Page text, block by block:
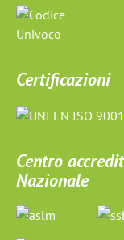
Certificazioni
Centro
Nazionale